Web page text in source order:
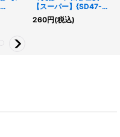
【スーパー】{SD47-
JPP01}《モンスター》
260円(税込)